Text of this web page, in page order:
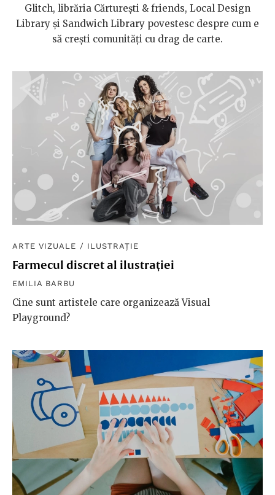
Glitch, librăria Cărturești & friends, Local Design
Library și Sandwich Library povestesc despre cum e
să crești comunități cu drag de carte.
ARTE VIZUALE / ILUSTRAȚIE
Farmecul discret al ilustrației
EMILIA BARBU
Cine sunt artistele care organizează Visual
Playground?